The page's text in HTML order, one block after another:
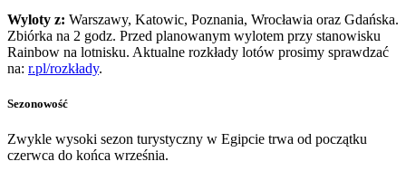
Wyloty z: Warszawy, Katowic, Poznania, Wrocławia oraz Gdańska.
Zbiórka na 2 godz. Przed planowanym wylotem przy stanowisku
Rainbow na lotnisku. Aktualne rozkłady lotów prosimy sprawdzać
na: r.pl/rozkłady.
Sezonowość
Zwykle wysoki sezon turystyczny w Egipcie trwa od początku
czerwca do końca września.